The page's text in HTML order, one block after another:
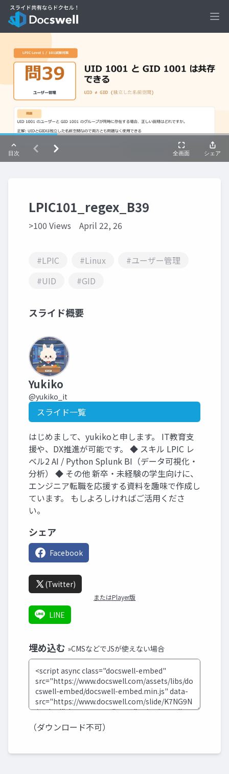
LPIC101_regex_B39
>100 Views April 22, 26
#LPIC #Linux
#ユーザー管理
#UID
#GID
スライド概要
Yukiko
@yukiko_it
スライド一覧
はじめまして、yukikoと申します。 IT教育支
援や、DX推進が可能です。 ◆ スキル LPIC レ
ベル2 AI / Python Splunk BI（データ可視化・
分析） ◆ その他 新卒・未経験の学生向けに、
エンジニア転職を応援する資料を趣味で作成し
ています。 もしよろしければご活用くださ
い。
シェア
Facebook
(Twitter)
またはPlayer版
LINE
埋め込む »CMSなどでJSが使えない場合
（ダウンロード不可）